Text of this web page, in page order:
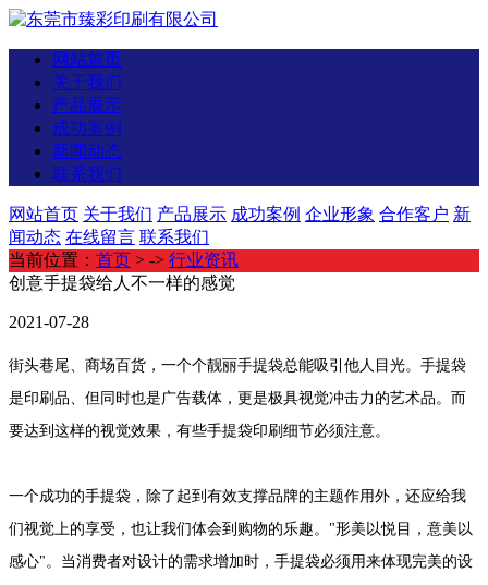
网站首页
关于我们
产品展示
成功案例
新闻动态
联系我们
网站首页 关于我们 产品展示 成功案例 企业形象 合作客户 新
闻动态 在线留言 联系我们
当前位置： 首页 > -> 行业资讯
创意手提袋给人不一样的感觉
2021-07-28
街头巷尾、商场百货，一个个靓丽手提袋总能吸引他人目光。手提袋
是印刷品、但同时也是广告载体，更是极具视觉冲击力的艺术品。而
要达到这样的视觉效果，有些手提袋印刷细节必须注意。
一个成功的手提袋，除了起到有效支撑品牌的主题作用外，还应给我
们视觉上的享受，也让我们体会到购物的乐趣。"形美以悦目，意美以
感心"。当消费者对设计的需求增加时，手提袋必须用来体现完美的设